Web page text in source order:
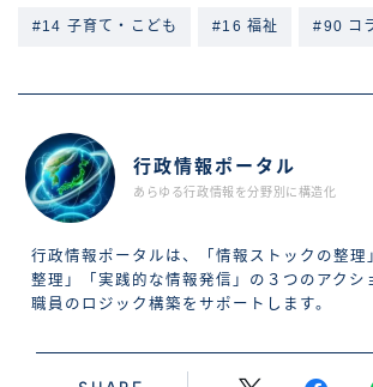
#14 子育て・こども #16 福祉 #90 コ
行政情報ポータル
あらゆる行政情報を分野別に構造化
行政情報ポータルは、「情報ストックの整理
整理」「実践的な情報発信」の３つのアクシ
職員のロジック構築をサポートします。